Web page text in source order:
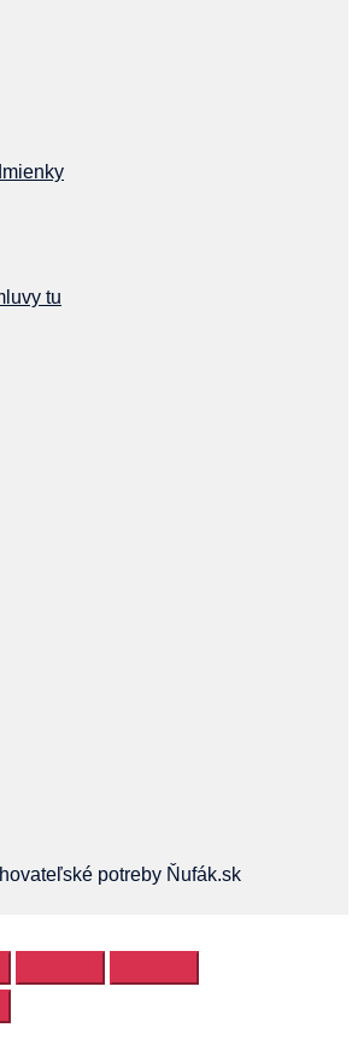
tu
potreby Ňufák.sk